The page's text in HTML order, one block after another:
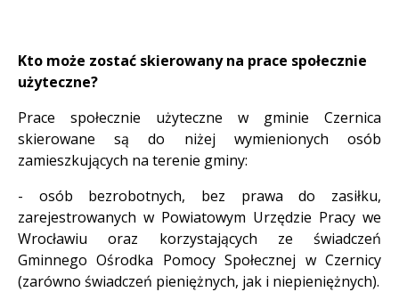
Kto może zostać skierowany na prace społecznie
użyteczne?
Prace społecznie użyteczne w gminie Czernica
skierowane są do niżej wymienionych osób
zamieszkujących na terenie gminy:
- osób bezrobotnych, bez prawa do zasiłku,
zarejestrowanych w Powiatowym Urzędzie Pracy we
Wrocławiu oraz korzystających ze świadczeń
Gminnego Ośrodka Pomocy Społecznej w Czernicy
(zarówno świadczeń pieniężnych, jak i niepieniężnych).